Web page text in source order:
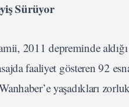
Sürüyor
2011 depreminde aldığı
faaliyet gösteren 92
yaşadıkları